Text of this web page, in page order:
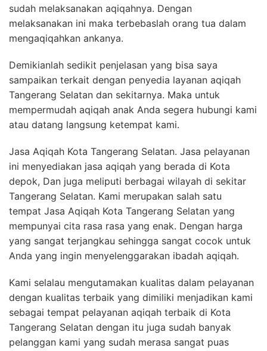
sudah melaksanakan aqiqahnya. Dengan
melaksanakan ini maka terbebaslah orang tua dalam
mengaqiqahkan ankanya.
Demikianlah sedikit penjelasan yang bisa saya
sampaikan terkait dengan penyedia layanan aqiqah
Tangerang Selatan dan sekitarnya. Maka untuk
mempermudah aqiqah anak Anda segera hubungi kami
atau datang langsung ketempat kami.
Jasa Aqiqah Kota Tangerang Selatan. Jasa pelayanan
ini menyediakan jasa aqiqah yang berada di Kota
depok, Dan juga meliputi berbagai wilayah di sekitar
Tangerang Selatan. Kami merupakan salah satu
tempat Jasa Aqiqah Kota Tangerang Selatan yang
mempunyai cita rasa rasa yang enak. Dengan harga
yang sangat terjangkau sehingga sangat cocok untuk
Anda yang ingin menyelenggarakan ibadah aqiqah.
Kami selalau mengutamakan kualitas dalam pelayanan
dengan kualitas terbaik yang dimiliki menjadikan kami
sebagai tempat pelayanan aqiqah terbaik di Kota
Tangerang Selatan dengan itu juga sudah banyak
pelanggan kami yang sudah merasa sangat puas